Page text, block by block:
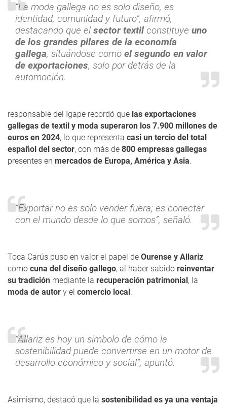
“La moda gallega no es solo diseño, es
identidad, comunidad y futuro”, afirmó,
destacando que el sector textilconstituye uno
de los grandes pilares de la economía
gallega, situándose como el segundo en valor
de exportaciones, solo por detrás de la
automoción.
responsable del Igape recordó que las exportaciones
gallegas de textil y moda superaron los 7.900 millones de
euros en 2024, lo que representa casi un tercio del total
español del sector, con más de 800 empresas gallegas
presentes en mercados de Europa, América y Asia.
“Exportar no es solo vender fuera; es conectar
con el mundo desde lo que somos”, señaló.
Toca Carús puso en valor el papel de Ourense y Allariz
como cuna del diseño gallego, al haber sabido reinventar
su tradición mediante la recuperación patrimonial, la
moda de autor y el comercio local.
“Allariz es hoy un símbolo de cómo la
sostenibilidad puede convertirse en un motor de
desarrollo económico y social”, apuntó.
Asimismo, destacó que la sostenibilidad es ya una ventaja